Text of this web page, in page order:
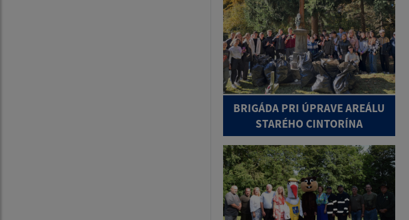
BRIGÁDA PRI ÚPRAVE AREÁLU
STARÉHO CINTORÍNA